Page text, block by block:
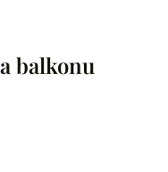
balkonu